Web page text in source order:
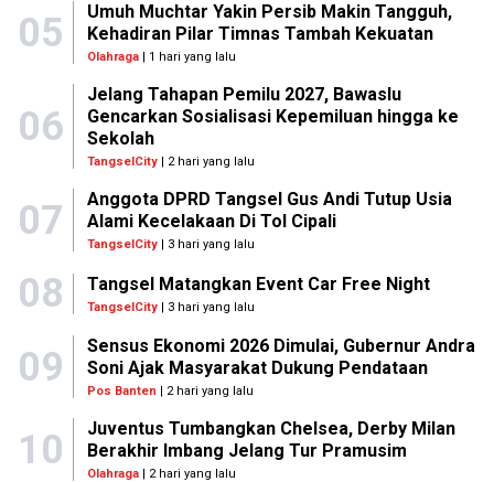
05
Umuh Muchtar Yakin Persib Makin Tangguh,
Kehadiran Pilar Timnas Tambah Kekuatan
Olahraga| 1 hari yang lalu
06
Jelang Tahapan Pemilu 2027, Bawaslu
Gencarkan Sosialisasi Kepemiluan hingga ke
Sekolah
TangselCity| 2 hari yang lalu
07
Anggota DPRD Tangsel Gus Andi Tutup Usia
Alami Kecelakaan Di Tol Cipali
TangselCity| 3 hari yang lalu
08 Tangsel Matangkan Event Car Free Night
TangselCity | 3 hari yang lalu
09
Sensus Ekonomi 2026 Dimulai, Gubernur Andra
Soni Ajak Masyarakat Dukung Pendataan
Pos Banten | 2 hari yang lalu
10
Juventus Tumbangkan Chelsea, Derby Milan
Berakhir Imbang Jelang Tur Pramusim
Olahraga| 2 hari yang lalu